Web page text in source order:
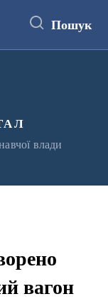
Пошук
влади
вагон